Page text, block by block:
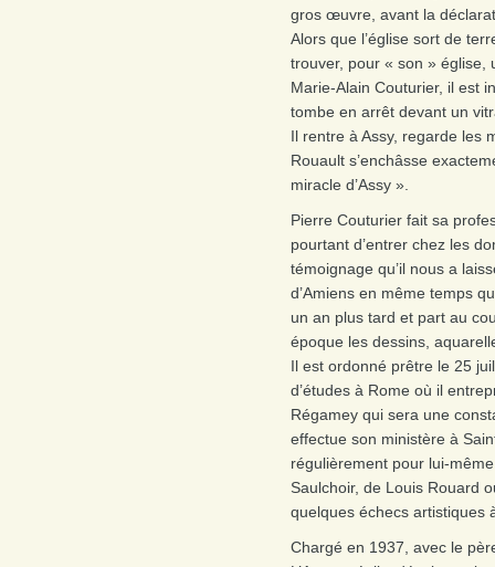
gros œuvre, avant la
Alors que l’église sort de
trouver, pour « son » église,
Marie-Alain Couturier, il est
tombe en arrêt devant un
Il rentre à Assy, regarde les
Rouault s’enchâsse
miracle d’Assy ».
Pierre Couturier fait sa
pourtant d’entrer chez les
témoignage qu’il nous a
d’Amiens en même temps
un an plus tard et part au
époque les dessins,
Il est ordonné prêtre le 25
d’études à Rome où il
Régamey qui sera une
effectue son ministère à
régulièrement pour lui-
Saulchoir, de Louis Rouard
quelques échecs artistiques
Chargé en 1937, avec le